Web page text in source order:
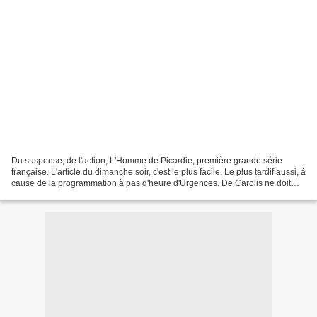
Du suspense, de l'action, L'Homme de Picardie, première grande série
française. L'article du dimanche soir, c'est le plus facile. Le plus tardif aussi, à
cause de la programmation à pas d'heure d'Urgences. De Carolis ne doit